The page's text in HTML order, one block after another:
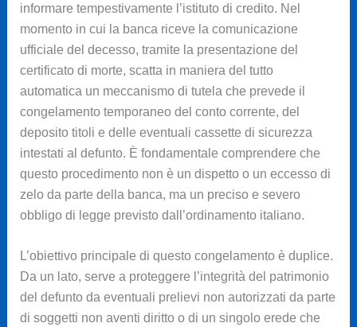
informare tempestivamente l’istituto di credito. Nel
momento in cui la banca riceve la comunicazione
ufficiale del decesso, tramite la presentazione del
certificato di morte, scatta in maniera del tutto
automatica un meccanismo di tutela che prevede il
congelamento temporaneo del conto corrente, del
deposito titoli e delle eventuali cassette di sicurezza
intestati al defunto. È fondamentale comprendere che
questo procedimento non è un dispetto o un eccesso di
zelo da parte della banca, ma un preciso e severo
obbligo di legge previsto dall’ordinamento italiano.
L’obiettivo principale di questo congelamento è duplice.
Da un lato, serve a proteggere l’integrità del patrimonio
del defunto da eventuali prelievi non autorizzati da parte
di soggetti non aventi diritto o di un singolo erede che